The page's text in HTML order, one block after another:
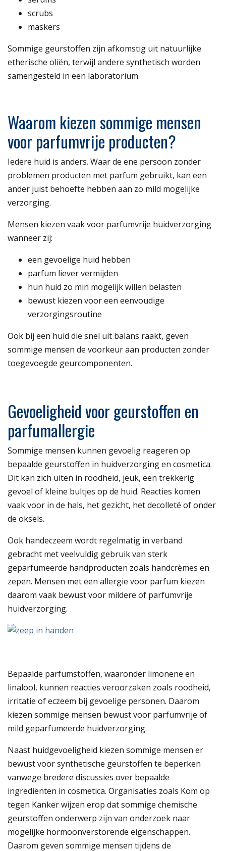
scrubs
maskers
Sommige geurstoffen zijn afkomstig uit natuurlijke
etherische oliën, terwijl andere synthetisch worden
samengesteld in een laboratorium.
Waarom kiezen sommige mensen
voor parfumvrije producten?
Iedere huid is anders. Waar de ene persoon zonder
problemen producten met parfum gebruikt, kan een
ander juist behoefte hebben aan zo mild mogelijke
verzorging.
Mensen kiezen vaak voor parfumvrije huidverzorging
wanneer zij:
een gevoelige huid hebben
parfum liever vermijden
hun huid zo min mogelijk willen belasten
bewust kiezen voor een eenvoudige
verzorgingsroutine
Ook bij een huid die snel uit balans raakt, geven
sommige mensen de voorkeur aan producten zonder
toegevoegde geurcomponenten.
Gevoeligheid voor geurstoffen en
parfumallergie
Sommige mensen kunnen gevoelig reageren op
bepaalde geurstoffen in huidverzorging en cosmetica.
Dit kan zich uiten in roodheid, jeuk, een trekkerig
gevoel of kleine bultjes op de huid. Reacties komen
vaak voor in de hals, het gezicht, het decolleté of onder
de oksels.
Ook handeczeem wordt regelmatig in verband
gebracht met veelvuldig gebruik van sterk
geparfumeerde handproducten zoals handcrèmes en
zepen. Mensen met een allergie voor parfum kiezen
daarom vaak bewust voor mildere of parfumvrije
huidverzorging.
Bepaalde parfumstoffen, waaronder limonene en
linalool, kunnen reacties veroorzaken zoals roodheid,
irritatie of eczeem bij gevoelige personen. Daarom
kiezen sommige mensen bewust voor parfumvrije of
mild geparfumeerde huidverzorging.
Naast huidgevoeligheid kiezen sommige mensen er
bewust voor synthetische geurstoffen te beperken
vanwege bredere discussies over bepaalde
ingrediënten in cosmetica. Organisaties zoals Kom op
tegen Kankerwijzen erop dat sommige chemische
geurstoffen onderwerp zijn van onderzoek naar
mogelijke hormoonverstorende eigenschappen.
Daarom geven sommige mensen tijdens de